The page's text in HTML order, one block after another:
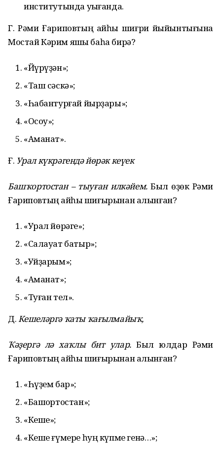
институтында уҡығанда.
Г. Рәми Ғариповтың ҡайһы шиғри йыйынтығына
Мостай Кәрим яҡшы баһа бирә?
«Йүрүҙән»;
«Таш сәскә»;
«Һабантурғай йырҙары»;
«Осоу»;
«Аманат».
Ғ. Урал күкрәгендәйөрәк кеүек
Башҡортостан – тыуған илкәйем.Был өҙөк Рәми
Ғариповтың ҡайһы шиғырынан алынған?
«Урал йөрәге»;
«Салауат батыр»;
«Уйҙарым»;
«Аманат»;
«Туған тел».
Д.Кешеләргә ҡатыҡағылмайыҡ,
Ҡәҙергәләхаҡлы бит улар.Был юлдар Рәми
Ғариповтың ҡайһы шиғырынан алынған?
«Һүҙем бар»;
«Башҡортостан»;
«Кеше»;
«Кеше ғүмере һуң күпме генә…»;